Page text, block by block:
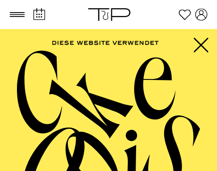
Zum Hauptinhalt springen Zum Footer springen
AALTO MUSIKTHEATER